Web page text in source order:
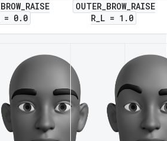
= 0.0
OUTER_BROW_RAISE
R_L = 1.0